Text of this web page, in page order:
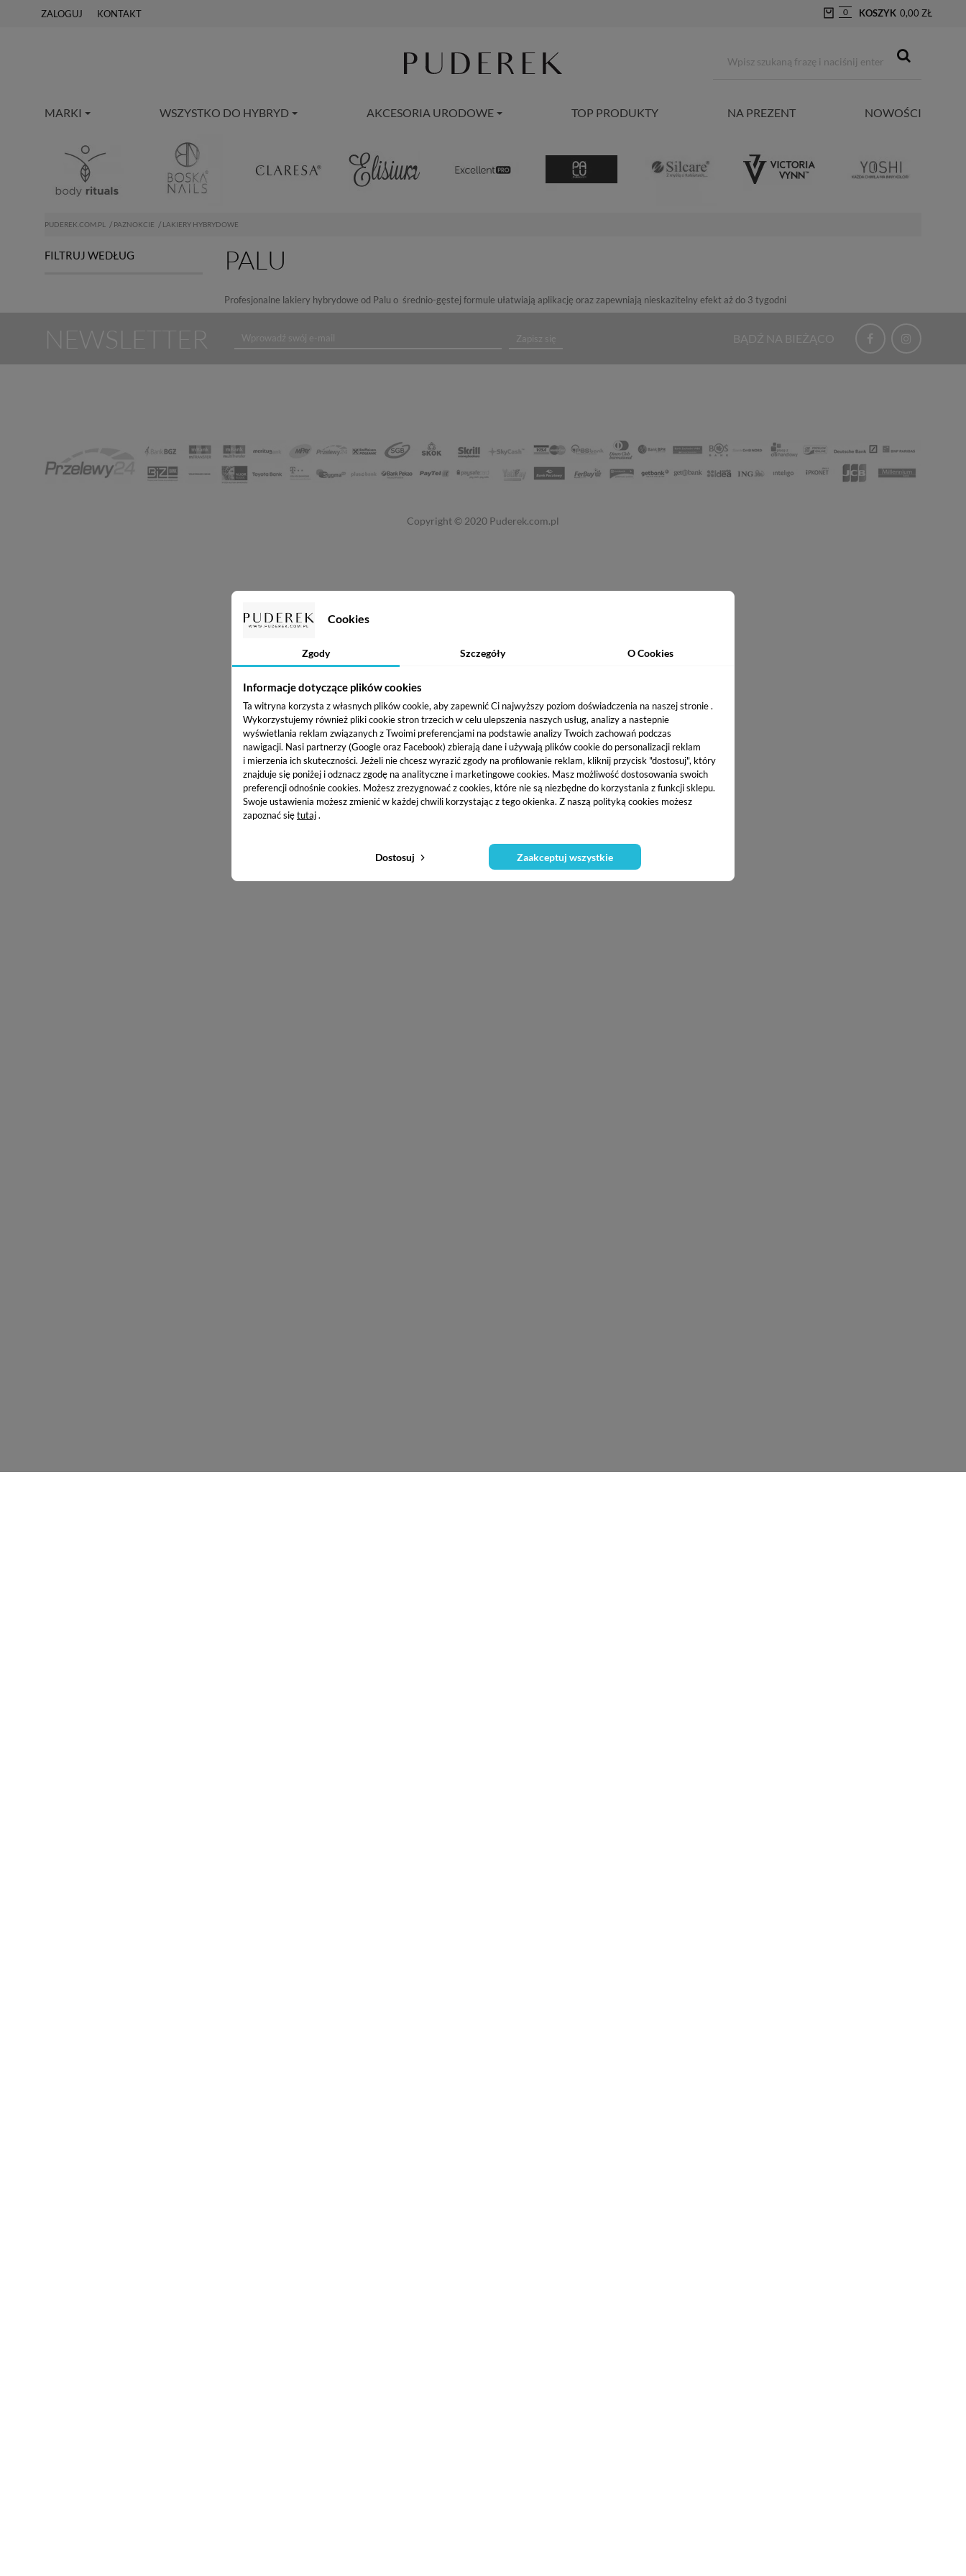
Cookies
Zgody Szczegóły O Cookies
Informacje dotyczące plików cookies
Ta witryna korzysta z własnych plików cookie, aby zapewnić Ci najwyższy poziom doświadczenia na naszej stronie .
Wykorzystujemy również pliki cookie stron trzecich w celu ulepszenia naszych usług, analizy a nastepnie
wyświetlania reklam związanych z Twoimi preferencjami na podstawie analizy Twoich zachowań podczas
nawigacji. Nasi partnerzy (Google oraz Facebook) zbierają dane i używają plików cookie do personalizacji reklam
i mierzenia ich skuteczności. Jeżeli nie chcesz wyrazić zgody na profilowanie reklam, kliknij przycisk "dostosuj", który
znajduje się poniżej i odznacz zgodę na analityczne i marketingowe cookies. Masz możliwość dostosowania swoich
preferencji odnośnie cookies. Możesz zrezygnować z cookies, które nie są niezbędne do korzystania z funkcji sklepu.
Swoje ustawienia możesz zmienić w każdej chwili korzystając z tego okienka. Z naszą polityką cookies możesz
zapoznać siętutaj.
Dostosuj Zaakceptuj wszystkie
ZALOGUJ KONTAKT 0 KOSZYK 0,00 ZŁ
MARKI WSZYSTKO DO HYBRYD AKCESORIA URODOWE TOP PRODUKTY NA PREZENT NOWOŚCI
PUDEREK.COM.PL PAZNOKCIE LAKIERY HYBRYDOWE
FILTRUJ WEDŁUG PALU
Profesjonalne lakiery hybrydowe od Palu o średnio-gęstej formule ułatwiają aplikację oraz zapewniają nieskazitelny efekt aż do 3 tygodni
NEWSLETTER Zapisz się BĄDŹ NA BIEŻĄCO
Copyright © 2020 Puderek.com.pl